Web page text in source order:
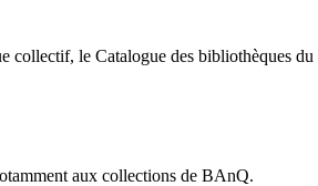
le Catalogue des bibliothèques
aux collections de BAnQ.